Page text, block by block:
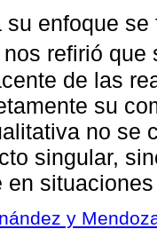
su enfoque
nos refirió que
de las
su
no se
singular,
en
y